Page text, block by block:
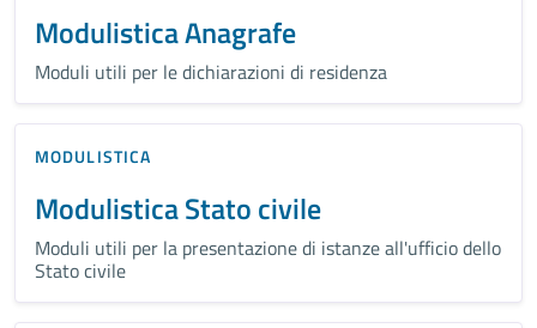
Modulistica Anagrafe
Moduli utili per le dichiarazioni di residenza
MODULISTICA
Modulistica Stato civile
Moduli utili per la presentazione di istanze all'ufficio dello
Stato civile